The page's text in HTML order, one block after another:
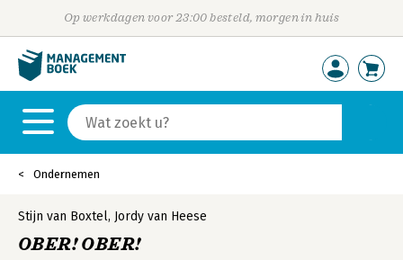
Op werkdagen voor 23:00 besteld, morgen in huis
Ondernemen
Stijn van Boxtel, Jordy van Heese
OBER! OBER!